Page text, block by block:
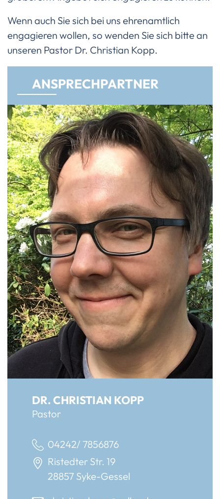
Wenn auch Sie sich bei uns ehrenamtlich
engagieren wollen, so wenden Sie sich bitte an
unseren Pastor Dr. Christian Kopp.
AN­SPRECH­PART­NER
DR. CHRISTIAN KOPP
Pastor
04242/ 7856876
Ristedter Str. 19
28857 Syke-Gessel